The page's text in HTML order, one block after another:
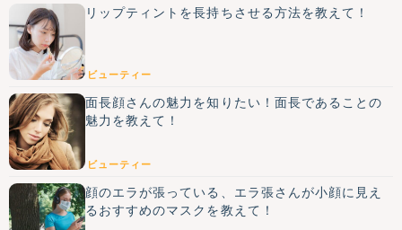
リップティントを長持ちさせる方法を教えて！
ビューティー
面長顔さんの魅力を知りたい！面長であることの
魅力を教えて！
ビューティー
顔のエラが張っている、エラ張さんが小顔に見え
るおすすめのマスクを教えて！